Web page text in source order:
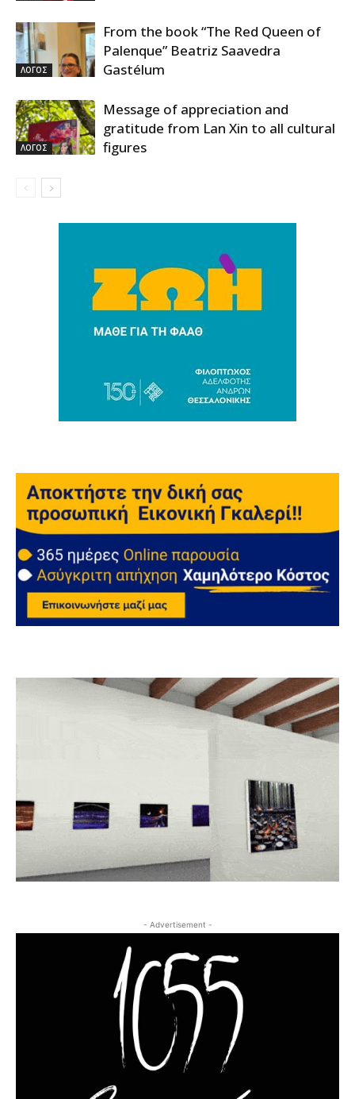
ΛΟΓΟΣ
From the book “The Red Queen of
Palenque” Beatriz Saavedra
Gastélum
ΛΟΓΟΣ
Message of appreciation and
gratitude from Lan Xin to all cultural
figures
- Advertisement -